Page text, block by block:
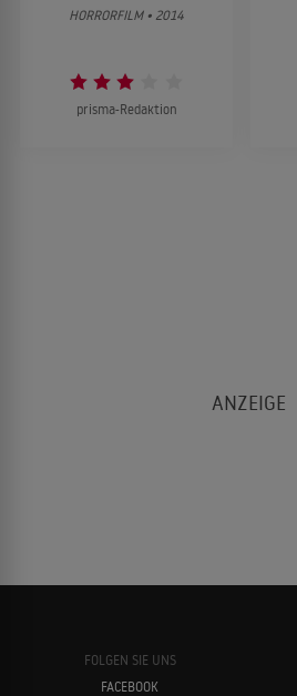
HORRORFILM • 2014
prisma-Redaktion
FOLGEN SIE UNS
FACEBOOK